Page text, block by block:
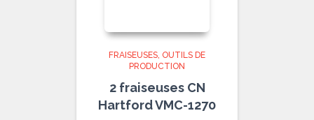
FRAISEUSES OUTILS DE
PRODUCTION
2 fraiseuses CN
Hartford VMC-1270